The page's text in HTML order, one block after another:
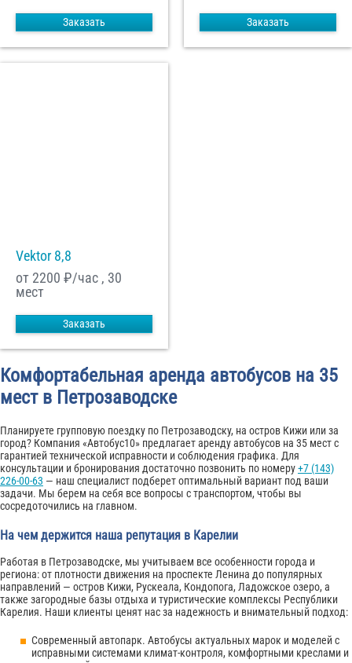
Заказать Заказать
Vektor 8,8
от 2200 ₽/час , 30
мест
Заказать
Комфортабельная аренда автобусов на 35
мест в Петрозаводске
Планируете групповую поездку по Петрозаводску, на остров Кижи или за
город? Компания «Автобус10» предлагает аренду автобусов на 35 мест с
гарантией технической исправности и соблюдения графика. Для
консультации и бронирования достаточно позвонить по номеру+7 (143)
226-00-63 — наш специалист подберет оптимальный вариант под ваши
задачи. Мы берем на себя все вопросы с транспортом, чтобы вы
сосредоточились на главном.
На чем держится наша репутация в Карелии
Работая в Петрозаводске, мы учитываем все особенности города и
региона: от плотности движения на проспекте Ленина до популярных
направлений — остров Кижи, Рускеала, Кондопога, Ладожское озеро, а
также загородные базы отдыха и туристические комплексы Республики
Карелия. Наши клиенты ценят нас за надежность и внимательный подход:
Современный автопарк. Автобусы актуальных марок и моделей с
исправными системами климат-контроля, комфортными креслами и